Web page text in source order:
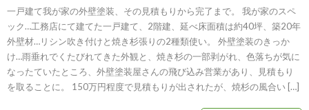
一戸建て我が家の外壁塗装、その見積もりから完了まで。 我が家のスペ
ック…工務店にて建てた一戸建て、2階建、延べ床面積は約40坪、築20年
外壁材…リシン吹き付けと焼き杉張りの2種類使い。 外壁塗装のきっか
け…雨垂れでくたびれてきた外観と、焼き杉の一部剥がれ、色落ちが気に
なったていたところ、外壁塗装屋さんの飛び込み営業があり、見積もり
を取ることに。 150万円程度で見積もりが出されたが、焼杉の風合い […]